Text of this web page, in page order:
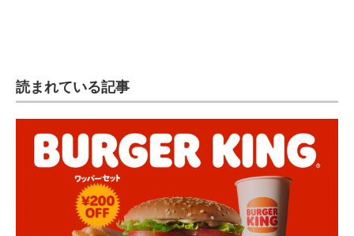
読まれている記事